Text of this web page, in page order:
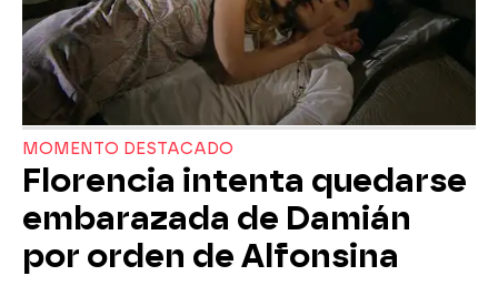
MOMENTO DESTACADO
Florencia intenta quedarse
embarazada de Damián
por orden de Alfonsina